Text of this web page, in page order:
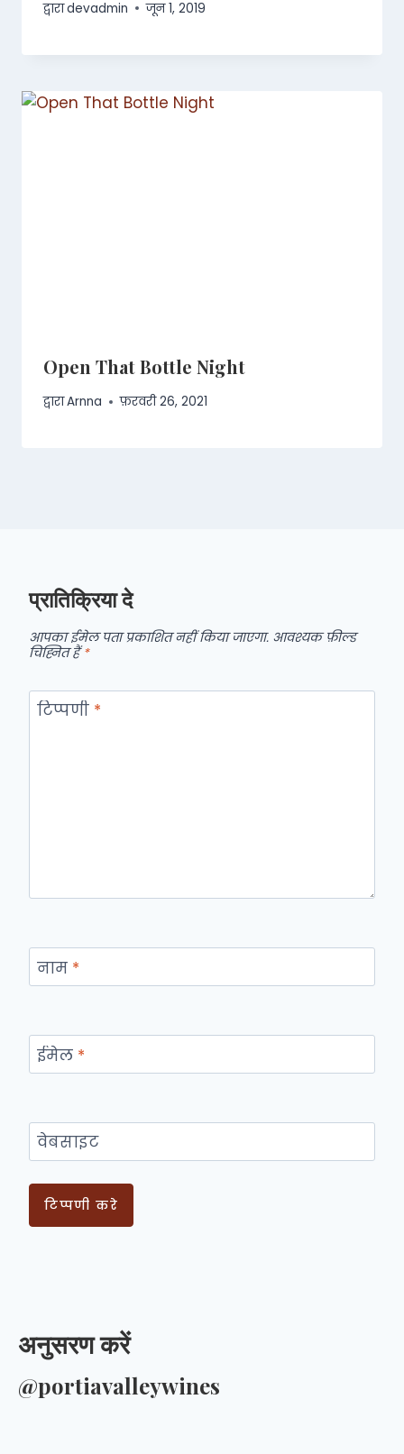
द्वाराdevadmin जून 1, 2019
Open That Bottle Night
द्वाराArnna फ़रवरी 26, 2021
प्रातिक्रिया दे
आपका ईमेल पता प्रकाशित नहीं किया जाएगा. आवश्यक फ़ील्ड
चिह्नित हैं*
टिप्पणी *
नाम *
ईमेल *
वेबसाइट
अनुसरण करें
@portiavalleywines​